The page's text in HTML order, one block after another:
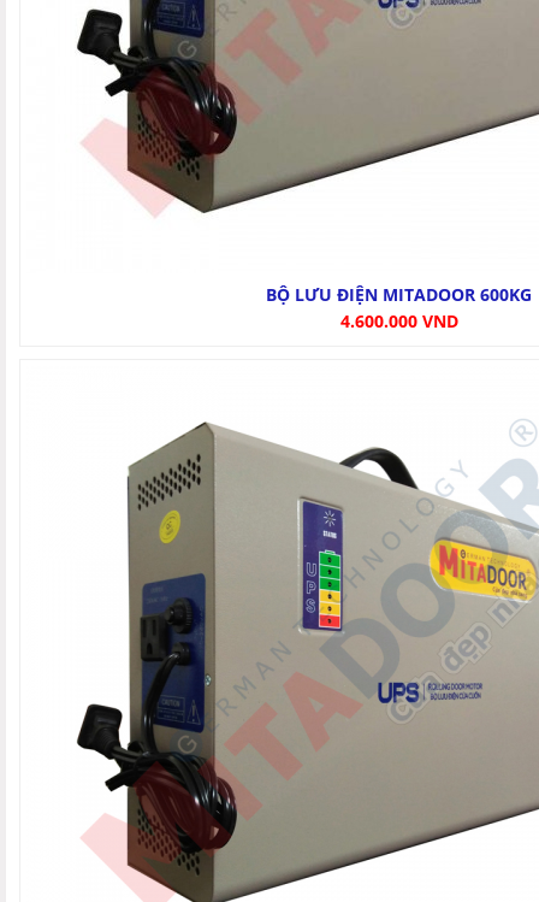
BỘ LƯU ĐIỆN MITADOOR 600KG
4.600.000 VND